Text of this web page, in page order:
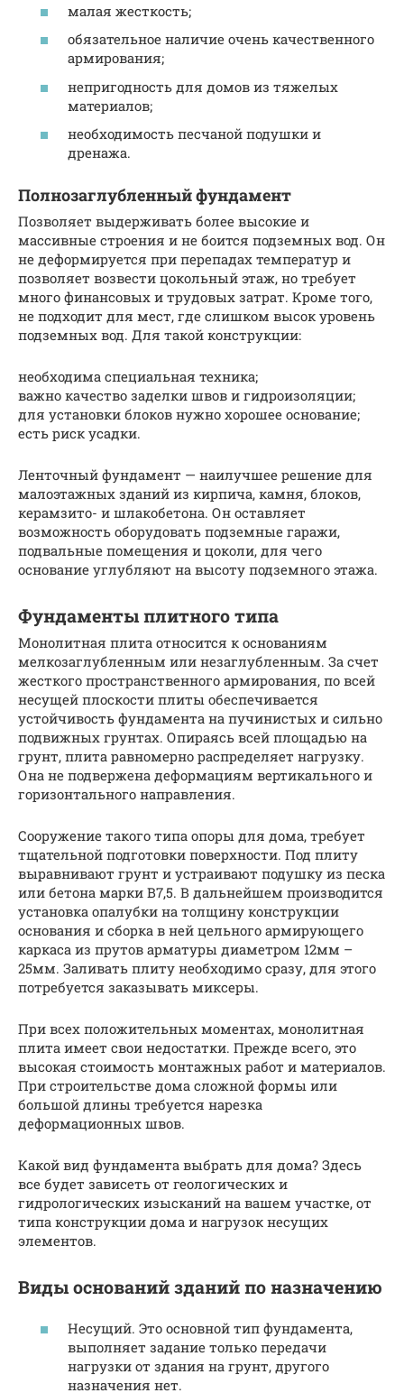
малая жесткость;
обязательное наличие очень качественного
армирования;
непригодность для домов из тяжелых
материалов;
необходимость песчаной подушки и
дренажа.
Полнозаглубленный фундамент
Позволяет выдерживать более высокие и
массивные строения и не боится подземных вод. Он
не деформируется при перепадах температур и
позволяет возвести цокольный этаж, но требует
много финансовых и трудовых затрат. Кроме того,
не подходит для мест, где слишком высок уровень
подземных вод. Для такой конструкции:
необходима специальная техника;
важно качество заделки швов и гидроизоляции;
для установки блоков нужно хорошее основание;
есть риск усадки.
Ленточный фундамент — наилучшее решение для
малоэтажных зданий из кирпича, камня, блоков,
керамзито- и шлакобетона. Он оставляет
возможность оборудовать подземные гаражи,
подвальные помещения и цоколи, для чего
основание углубляют на высоту подземного этажа.
Фундаменты плитного типа
Монолитная плита относится к основаниям
мелкозаглубленным или незаглубленным. За счет
жесткого пространственного армирования, по всей
несущей плоскости плиты обеспечивается
устойчивость фундамента на пучинистых и сильно
подвижных грунтах. Опираясь всей площадью на
грунт, плита равномерно распределяет нагрузку.
Она не подвержена деформациям вертикального и
горизонтального направления.
Сооружение такого типа опоры для дома, требует
тщательной подготовки поверхности. Под плиту
выравнивают грунт и устраивают подушку из песка
или бетона марки B7,5. В дальнейшем производится
установка опалубки на толщину конструкции
основания и сборка в ней цельного армирующего
каркаса из прутов арматуры диаметром 12мм –
25мм. Заливать плиту необходимо сразу, для этого
потребуется заказывать миксеры.
При всех положительных моментах, монолитная
плита имеет свои недостатки. Прежде всего, это
высокая стоимость монтажных работ и материалов.
При строительстве дома сложной формы или
большой длины требуется нарезка
деформационных швов.
Какой вид фундамента выбрать для дома? Здесь
все будет зависеть от геологических и
гидрологических изысканий на вашем участке, от
типа конструкции дома и нагрузок несущих
элементов.
Виды оснований зданий по назначению
Несущий. Это основной тип фундамента,
выполняет задание только передачи
нагрузки от здания на грунт, другого
назначения нет.